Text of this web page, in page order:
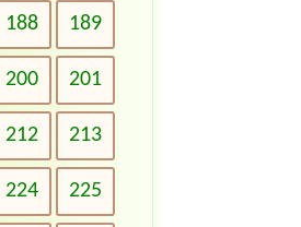
188 189
200 201
212 213
224 225